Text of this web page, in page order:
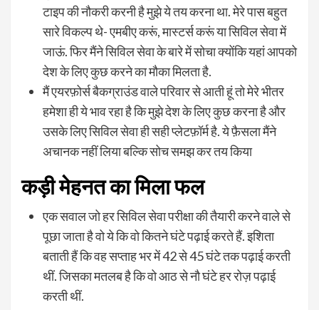
टाइप की नौकरी करनी है मुझे ये तय करना था. मेरे पास बहुत
सारे विकल्प थे- एमबीए करूं, मास्टर्स करूं या सिविल सेवा में
जाऊं. फिर मैंने सिविल सेवा के बारे में सोचा क्योंकि यहां आपको
देश के लिए कुछ करने का मौका मिलता है.
मैं एयरफ़ोर्स बैकग्राउंड वाले परिवार से आती हूं तो मेरे भीतर
हमेशा ही ये भाव रहा है कि मुझे देश के लिए कुछ करना है और
उसके लिए सिविल सेवा ही सही प्लेटफ़ॉर्म है. ये फ़ैसला मैंने
अचानक नहीं लिया बल्कि सोच समझ कर तय किया
कड़ी मेहनत का मिला फल
एक सवाल जो हर सिविल सेवा परीक्षा की तैयारी करने वाले से
पूछा जाता है वो ये कि वो कितने घंटे पढ़ाई करते हैं. इशिता
बताती हैं कि वह सप्ताह भर में 42 से 45 घंटे तक पढ़ाई करती
थीं. जिसका मतलब है कि वो आठ से नौ घंटे हर रोज़ पढ़ाई
करती थीं.